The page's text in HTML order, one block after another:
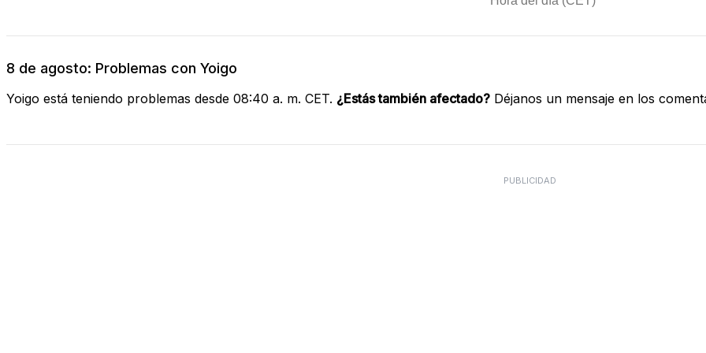
8 de agosto: Problemas con Yoigo
Yoigo está teniendo problemas desde 08:40 a. m. CET. ¿Estás también afectado? Déjanos un mensaje en los
PUBLICIDAD